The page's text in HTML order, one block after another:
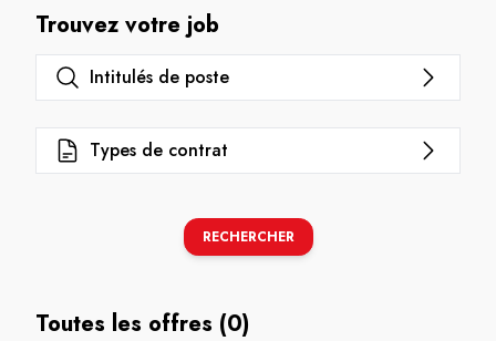
Trouvez votre job
Intitulés de poste
Types de contrat
RECHERCHER
Toutes les offres (0)